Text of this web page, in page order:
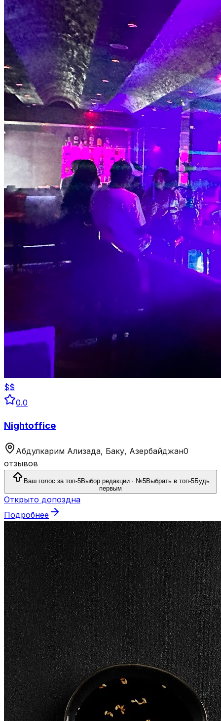
$$
0.0
Nightoffice
Абдулкарим Ализада, Баку, Азербайджан0
отзывов
Ваш голос за топ-5Выбор редакции · №5Выбрать в топ-5Будь
первым
Открыто допоздна
Подробнее